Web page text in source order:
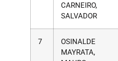
CARNEIRO,
SALVADOR
7
OSINALDE
MAYRATA,